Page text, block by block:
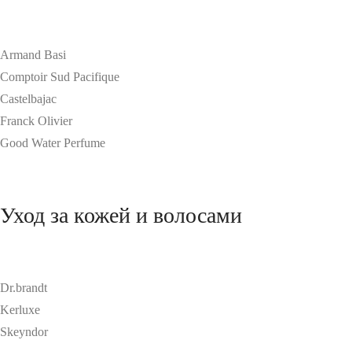
Armand Basi
Comptoir Sud Pacifique
Castelbajac
Franck Olivier
Good Water Perfume
Уход за кожей и волосами
Dr.brandt
Kerluxe
Skeyndor